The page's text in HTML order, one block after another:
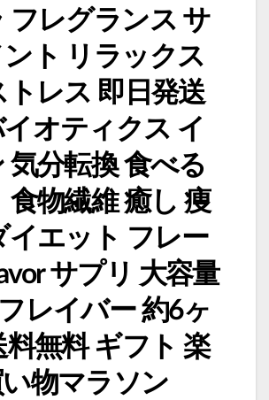
フレグランス サ
ト リラックス
トレス 即日発送
オティクス イ
気分転換 食べる
食物繊維 癒し 痩
イエット フレー
サプリ 大容量
レイバー 約6ヶ
料無料 ギフト 楽
物マラソン